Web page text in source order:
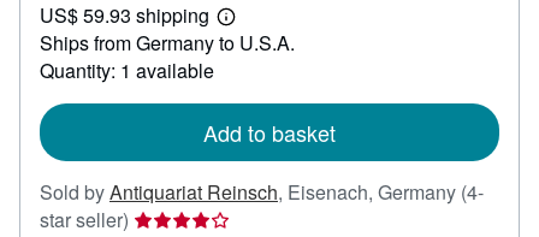
47.48
US$ 59.93 shipping
Learn
more
Ships from Germany to U.S.A.
Quantity: 1 available
Add to basket
Sold byAntiquariat Reinsch, Eisenach, Germany (4-
star seller) Seller